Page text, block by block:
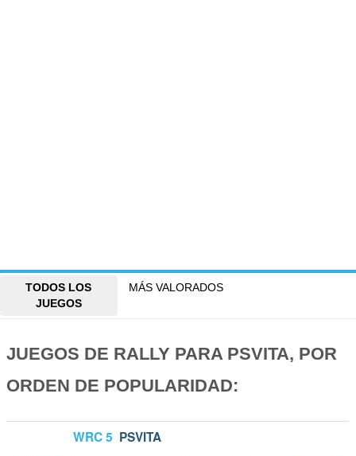
TODOS LOS
JUEGOS
MÁS VALORADOS
JUEGOS DE RALLY PARA PSVITA, POR
ORDEN DE POPULARIDAD:
WRC 5 PSVITA